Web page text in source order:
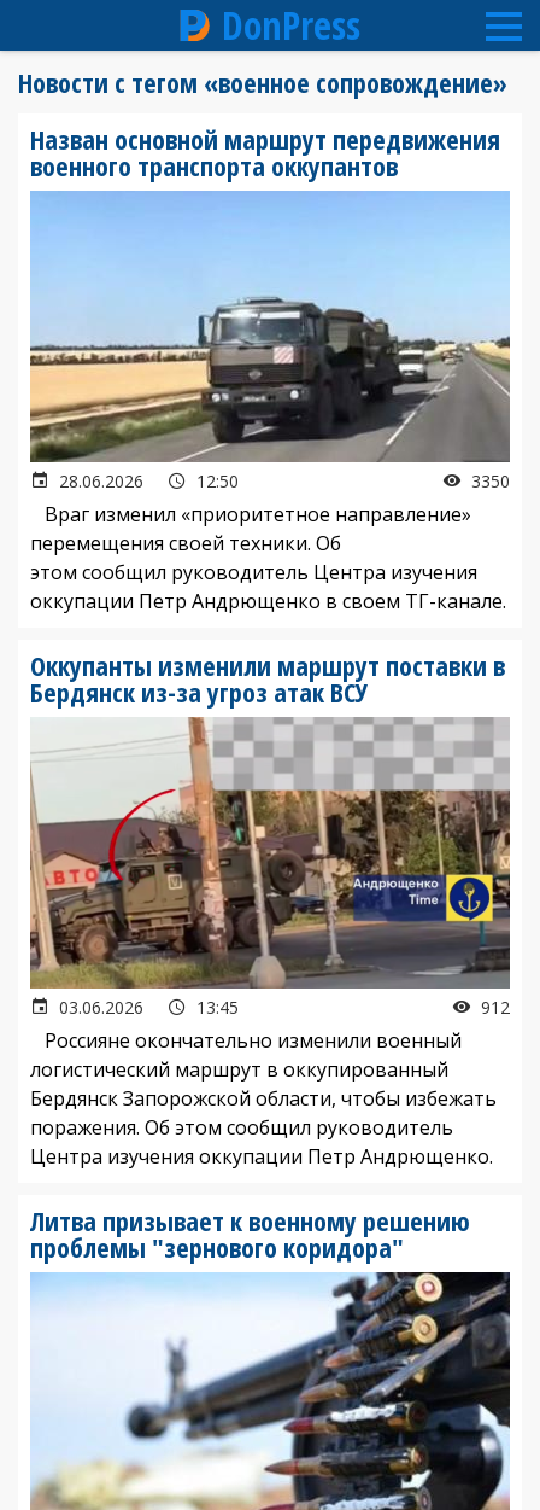
содержанию
DonPress
Новости с тегом «военное сопровождение»
Назван основной маршрут передвижения
военного транспорта оккупантов
28.06.2026 12:50 3350
Враг изменил «приоритетное направление»
перемещения своей техники. Об
этом сообщил руководитель Центра изучения
оккупации Петр Андрющенко в своем ТГ-канале.
Оккупанты изменили маршрут поставки в
Бердянск из-за угроз атак ВСУ
03.06.2026 13:45 912
Россияне окончательно изменили военный
логистический маршрут в оккупированный
Бердянск Запорожской области, чтобы избежать
поражения. Об этом сообщил руководитель
Центра изучения оккупации Петр Андрющенко.
Литва призывает к военному решению
проблемы "зернового коридора"